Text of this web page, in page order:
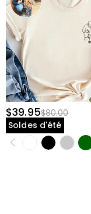
$39.95$80.00
Soldes d'été